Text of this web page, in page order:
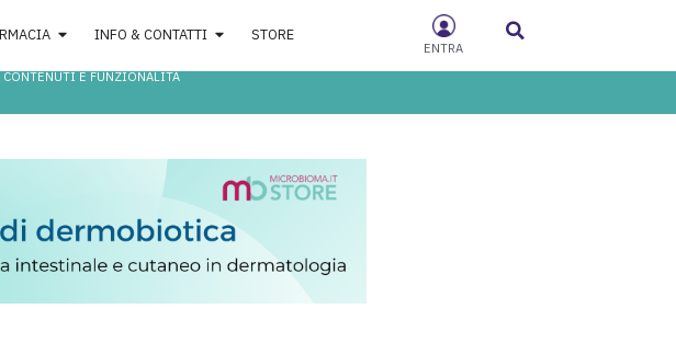
INFO & CONTATTI STORE
ENTRA
CONTENUTI E FUNZIONALITÀ